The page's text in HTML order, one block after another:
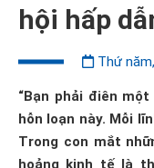
hội hấp
Thứ
“Bạn phải điên
hỗn loạn này. Mỗi
Trong con mắt
hoảng kinh tế là